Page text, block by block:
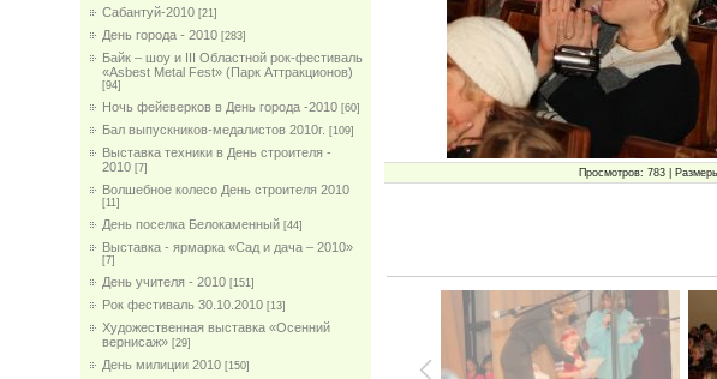
Сабантуй-2010 [21]
День города - 2010 [283]
Байк – шоу и III Областной рок-фестиваль
«Asbest Metal Fest» (Парк Аттракционов)
[94]
Ночь фейеверков в День города -2010 [60]
Бал выпускников-медалистов 2010г. [109]
Выставка техники в День строителя -
2010 [7]
Волшебное колесо День строителя 2010
[11]
День поселка Белокаменный [44]
Выставка - ярмарка «Сад и дача – 2010»
[7]
День учителя - 2010 [151]
Рок фестиваль 30.10.2010 [13]
Художественная выставка «Осенний
вернисаж» [29]
День милиции 2010 [150]
Просмотров: 783 |